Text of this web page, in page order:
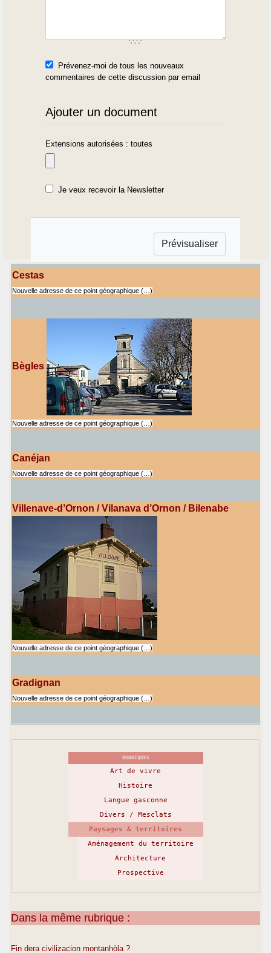
Prévenez-moi de tous les nouveaux
commentaires de cette discussion par email
Ajouter un document
Extensions autorisées : toutes
Je veux recevoir la Newsletter
Cestas
Nouvelle adresse de ce point géographique (…)
Bègles
Nouvelle adresse de ce point géographique (…)
Canéjan
Nouvelle adresse de ce point géographique (…)
Villenave-d’Ornon / Vilanava d’Ornon / Bilenabe
Nouvelle adresse de ce point géographique (…)
Gradignan
Nouvelle adresse de ce point géographique (…)
RUBRIQUES
Art de vivre
Histoire
Langue gasconne
Divers / Mesclats
Paysages & territoires
Aménagement du territoire
Architecture
Prospective
Dans la même rubrique :
Fin dera civilizacion montanhòla ?